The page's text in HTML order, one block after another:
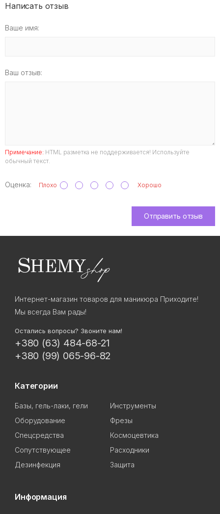
Написать отзыв
Ваше имя:
Ваш отзыв:
Примечание: HTML разметка не поддерживается! Используйте
обычный текст.
Оценка: Плохо Хорошо
Отправить отзыв
Интернет-магазин товаров для маникюра Приходите!
Мы всегда Вам рады!
Остались вопросы? Звоните нам!
+380 (63) 484-68-21
+380 (99) 065-96-82
Категории
Базы, гель-лаки, гели
Инструменты
Оборудование
Фрезы
Спецсредства
Космоцевтика
Сопутствующее
Расходники
Дезинфекция
Защита
Информация